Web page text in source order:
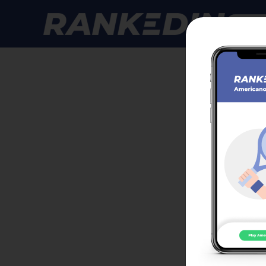
Klassen: